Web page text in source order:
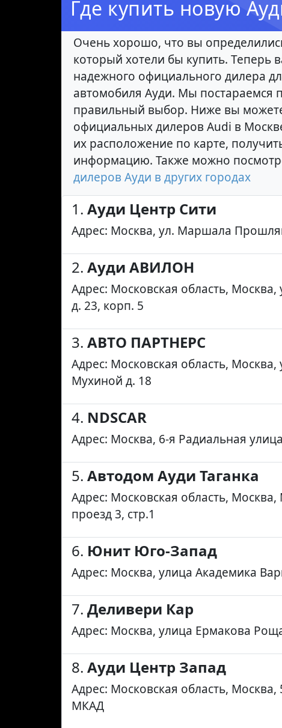
Где купить новую
Очень хорошо, что вы
который хотели бы купить. Теперь
надежного официального дилера
автомобиля Ауди. Мы постараемся
правильный выбор. Ниже вы
официальных дилеров Audi в
их расположение по карте,
информацию. Также можно
дилеров Ауди в других городах
1. Ауди Центр Сити
Адрес: Москва, ул. Маршала
2. Ауди АВИЛОН
Адрес: Московская область, Москва,
д. 23, корп. 5
3. АВТО ПАРТНЕРС
Адрес: Московская область, Москва,
Мухиной д. 18
4. NDSCAR
Адрес: Москва, 6-я Радиальная
5. Автодом Ауди Таганка
Адрес: Московская область,
проезд 3, стр.1
6. Юнит Юго-Запад
Адрес: Москва, улица Академика
7. Деливери Кар
Адрес: Москва, улица Ермакова
8. Ауди Центр Запад
Адрес: Московская область, Москва,
МКАД